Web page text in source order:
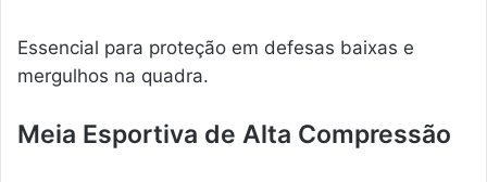
Essencial para proteção em defesas baixas e
mergulhos na quadra.
Meia Esportiva de Alta Compressão